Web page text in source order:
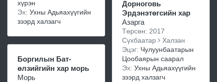
хүрэн
Эх: Ухны Адьяахүүгийн
зээрд халзагч
Боргилын Бат-
өлзийгийн хар морь
Морь
Дорноговь
Эрдэнэтөгсийн хар
Азарга
Төрсөн: 2017
Сүхбаатар
Халзан
Эцэг: Чулуунбаатарын
Цообаярын саарал
Эх: Ухны Адьяахүүгийн
зээрд халзагч